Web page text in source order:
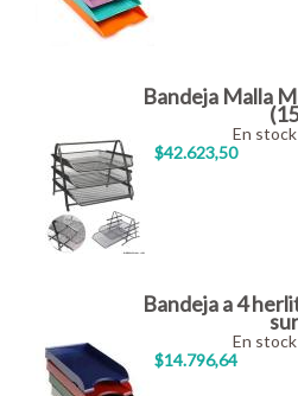
Bandeja Malla
$42.623,50
En stock
Bandeja a 4
$14.796,64
En stock